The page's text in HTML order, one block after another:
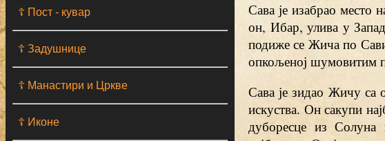
☦ Пост - кувар
☦ Задушнице
☦ Манастири и Цркве
☦ Иконе
Сава је изабрао место
он, Ибар, улива у
подиже се Жича по
опкољеној шумовитим
Сава је зидао Жичу са
искуства. Он сакупи
дуборесце из